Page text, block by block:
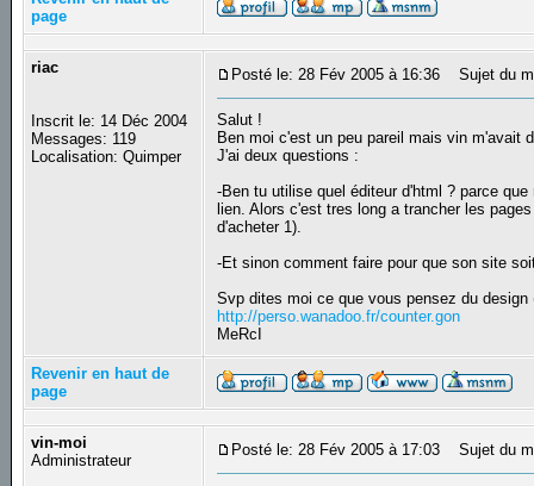
page
riac
Inscrit le: 14 Déc 2004
Messages: 119
Localisation: Quimper
Posté le: 28 Fév 2005 à 16:36 Sujet du
Salut !
Ben moi c'est un peu pareil mais vin m'avait
J'ai deux questions :
-Ben tu utilise quel éditeur d'html ? parce
lien. Alors c'est tres long a trancher les
d'acheter 1).
-Et sinon comment faire pour que son site
Svp dites moi ce que vous pensez du
http://perso.wanadoo.fr/counter.gon
MeRcI
Revenir en haut de
page
vin-moi
Administrateur
Posté le: 28 Fév 2005 à 17:03 Sujet du